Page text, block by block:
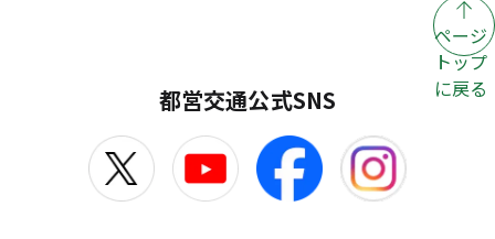
ページ
トップ
に戻る
都営交通公式SNS